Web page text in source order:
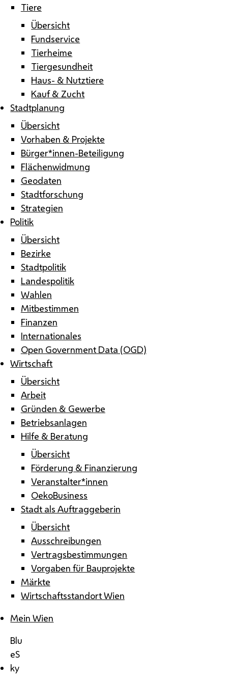
Tiere
Übersicht
Fundservice
Tierheime
Tiergesundheit
Haus- & Nutztiere
Kauf & Zucht
Stadtplanung
Übersicht
Vorhaben & Projekte
Bürger*innen-Beteiligung
Flächenwidmung
Geodaten
Stadtforschung
Strategien
Politik
Übersicht
Bezirke
Stadtpolitik
Landespolitik
Wahlen
Mitbestimmen
Finanzen
Internationales
Open Government Data (OGD)
Wirtschaft
Übersicht
Arbeit
Gründen & Gewerbe
Betriebsanlagen
Hilfe & Beratung
Übersicht
Förderung & Finanzierung
Veranstalter*innen
OekoBusiness
Stadt als Auftraggeberin
Übersicht
Ausschreibungen
Vertragsbestimmungen
Vorgaben für Bauprojekte
Märkte
Wirtschaftsstandort Wien
Mein Wien
Blu
eS
ky